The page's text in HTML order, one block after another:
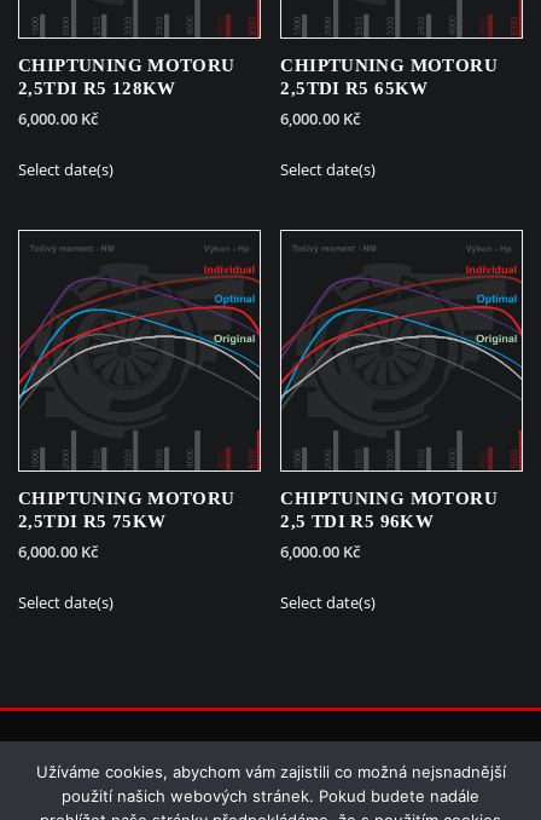
CHIPTUNING MOTORU
2,5TDI R5 128KW
6,000.00 Kč
Select date(s)
CHIPTUNING MOTORU
2,5TDI R5 65KW
6,000.00 Kč
Select date(s)
CHIPTUNING MOTORU
2,5TDI R5 75KW
6,000.00 Kč
Select date(s)
CHIPTUNING MOTORU
2,5 TDI R5 96KW
6,000.00 Kč
Select date(s)
Užíváme cookies, abychom vám zajistili co možná nejsnadnější
použití našich webových stránek. Pokud budete nadále